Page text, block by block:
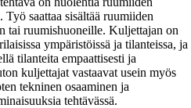
saattaa sisältää ruumiiden
tai ruumishuoneille. Kuljettajan on
ympäristöissä ja tilanteissa, ja
tilanteita empaattisesti ja
kuljettajat vastaavat usein myös
tekninen osaaminen ja
tehtävässä.